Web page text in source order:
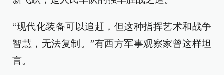
“现代化装备可以追赶，但这种指挥艺术和战争
智慧，无法复制。”有西方军事观察家曾这样坦
言。